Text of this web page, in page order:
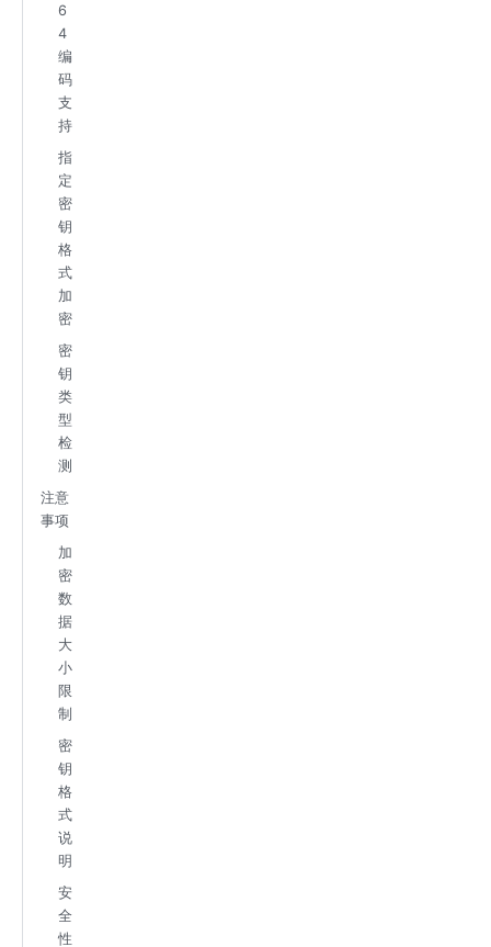
6
4
编
码
支
持
指
定
密
钥
格
式
加
密
密
钥
类
型
检
测
注意
事项
加
密
数
据
大
小
限
制
密
钥
格
式
说
明
安
全
性